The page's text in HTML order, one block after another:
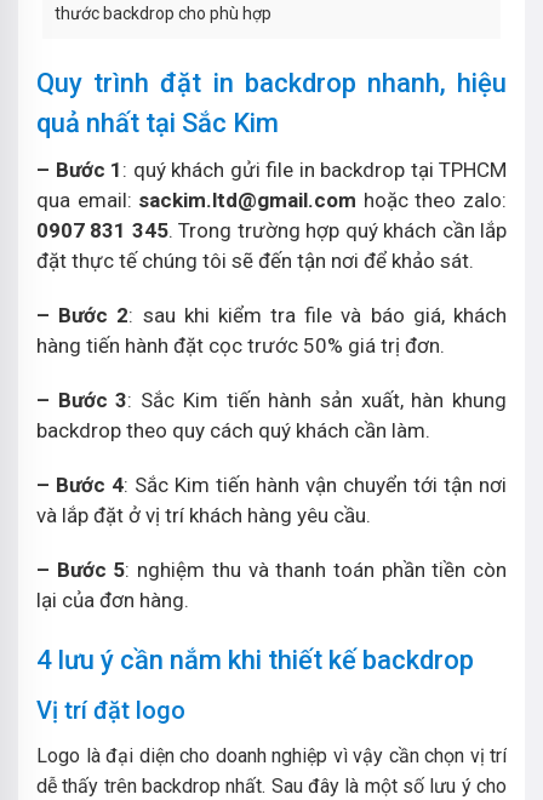
thước backdrop cho phù hợp
Quy trình đặt in backdrop nhanh, hiệu
quả nhất tại Sắc Kim
– Bước 1 : quý khách gửi file in backdrop tại TPHCM
qua email: sackim.ltd@gmail.com hoặc theo zalo:
0907 831 345. Trong trường hợp quý khách cần lắp
đặt thực tế chúng tôi sẽ đến tận nơi để khảo sát.
– Bước 2: sau khi kiểm tra file và báo giá, khách
hàng tiến hành đặt cọc trước 50% giá trị đơn.
– Bước 3: Sắc Kim tiến hành sản xuất, hàn khung
backdrop theo quy cách quý khách cần làm.
– Bước 4: Sắc Kim tiến hành vận chuyển tới tận nơi
và lắp đặt ở vị trí khách hàng yêu cầu.
– Bước 5: nghiệm thu và thanh toán phần tiền còn
lại của đơn hàng.
4 lưu ý cần nắm khi thiết kế backdrop
Vị trí đặt logo
Logo là đại diện cho doanh nghiệp vì vậy cần chọn vị trí
dễ thấy trên backdrop nhất. Sau đây là một số lưu ý cho